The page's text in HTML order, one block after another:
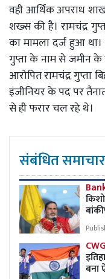
वही आर्थिक अपराध
शख्स की है। रामचंद्र
का मामला दर्ज हुआ था।
गुप्ता के नाम से जमीन
आरोपित रामचंद्र गुप्ता
इंजीनियर के पद पर
से ही फरार चल रहे थे।
संबंधित समाचार
बना